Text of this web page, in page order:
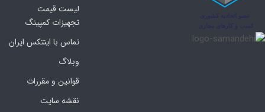
لیست قیمت
تجهیزات کمپینگ
تماس با اینتکس ایران
وبلاگ
قوانین و مقررات
نقشه سایت